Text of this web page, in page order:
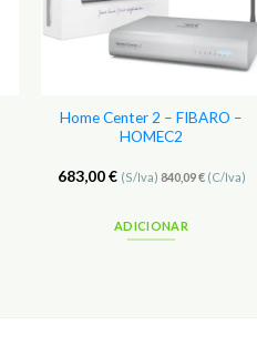
Home Center 2 – FIBARO –
HOMEC2
683,00€ (S/Iva) 840,09€(C/Iva)
ADICIONAR